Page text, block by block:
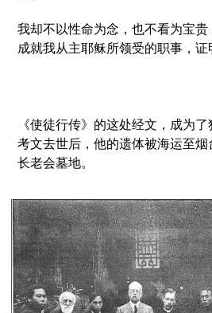
我却不以性命为念，也不看为宝贵
成就我从主耶稣所领受的职事，
《使徒行传》的这处经文，成为
考文去世后，他的遗体被海运至
长老会墓地。